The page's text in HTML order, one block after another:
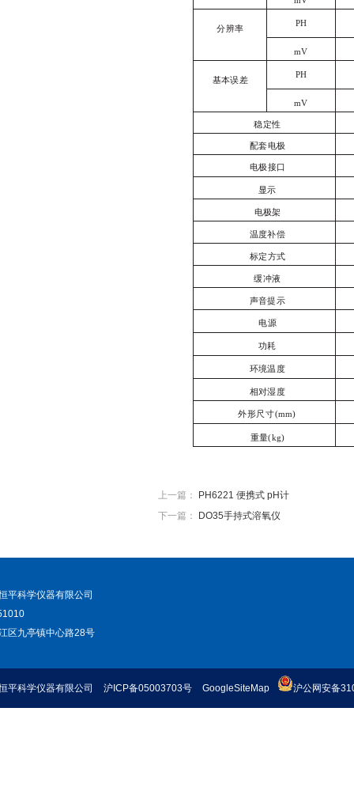
分辨率
PH
mV
基本误差
PH
mV
稳定性
配套电极
电极接口
显示
电极架
温度补偿
标定方式
缓冲液
声音提示
电源
功耗
环境温度
相对湿度
外形尺寸(mm)
重量(kg)
上一篇：
PH6221 便携式 pH计
下一篇：
DO35手持式溶氧仪
平科学仪器有限公司
区九亭镇中心路28号
平科学仪器有限公司 沪ICP备05003703号 GoogleSiteMap 沪公网安备